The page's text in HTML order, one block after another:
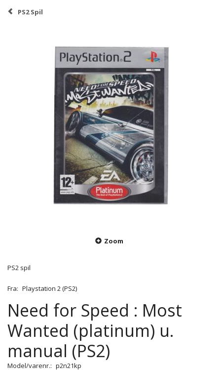
PS2 Spil
Zoom
PS2 spil
Fra: Playstation 2 (PS2)
Need for Speed : Most
Wanted (platinum) u.
manual (PS2)
Model/varenr.: p2n21kp